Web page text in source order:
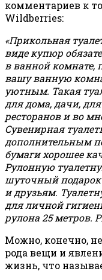
комментариев к
Wildberries:
«Прикольная
виде купюр
в ванной комнате,
вашу ванную
уютным. Такая
для дома, дачи,
ресторанов и во
Сувенирная
дополнительным
бумаги хорошее
Рулонную
шуточный
и друзьям.
для личной
рулона 25 метров.
Можно, конечно,
рода вещи и
жизнь, что